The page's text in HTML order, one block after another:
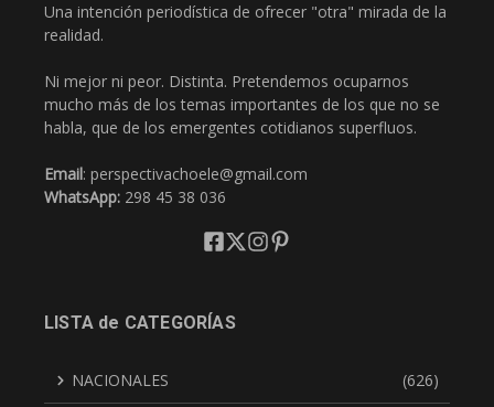
Una intención periodística de ofrecer "otra" mirada de la
realidad.
Ni mejor ni peor. Distinta. Pretendemos ocuparnos
mucho más de los temas importantes de los que no se
habla, que de los emergentes cotidianos superfluos.
Email: perspectivachoele@gmail.com
WhatsApp: 298 45 38 036
LISTA de CATEGORÍAS
NACIONALES (626)